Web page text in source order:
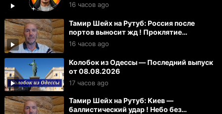
16 часов ago
Тамир Шейх на Рутуб: Россия после
портов выносит жд ! Проклятие
Зеленского для Вучича
16 часов ago
Колобок из Одессы — Последний выпуск
от 08.08.2026
17 часов ago
Тамир Шейх на Рутуб: Киев —
баллистический удар ! Небо без